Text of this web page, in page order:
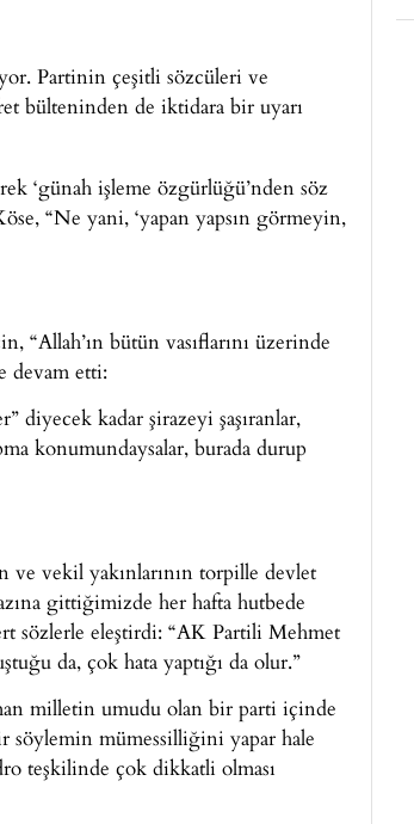
Partinin çeşitli sözcüleri ve
bülteninden de iktidara bir uyarı
‘günah işleme özgürlüğü’nden söz
“Ne yani, ‘yapan yapsın görmeyin,
“Allah’ın bütün vasıflarını üzerinde
devam etti:
diyecek kadar şirazeyi şaşıranlar,
konumundaysalar, burada durup
vekil yakınlarının torpille devlet
gittiğimizde her hafta hutbede
sözlerle eleştirdi: “AK Partili Mehmet
da, çok hata yaptığı da olur.”
milletin umudu olan bir parti içinde
söylemin mümessilliğini yapar hale
teşkilinde çok dikkatli olması